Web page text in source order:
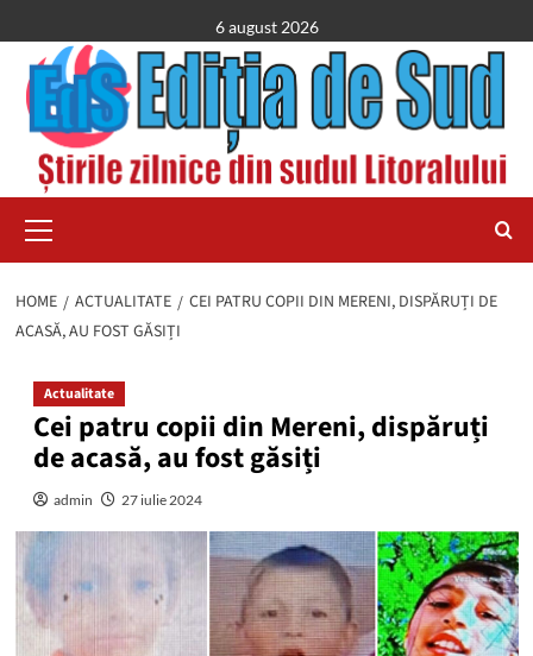
to
content
6 august 2026
Menu
HOME ACTUALITATE
CEI PATRU COPII DIN MERENI, DISPĂRUȚI DE
ACASĂ, AU FOST GĂSIȚI
Actualitate
Cei patru copii din Mereni, dispăruți
de acasă, au fost găsiți
admin 27 iulie 2024